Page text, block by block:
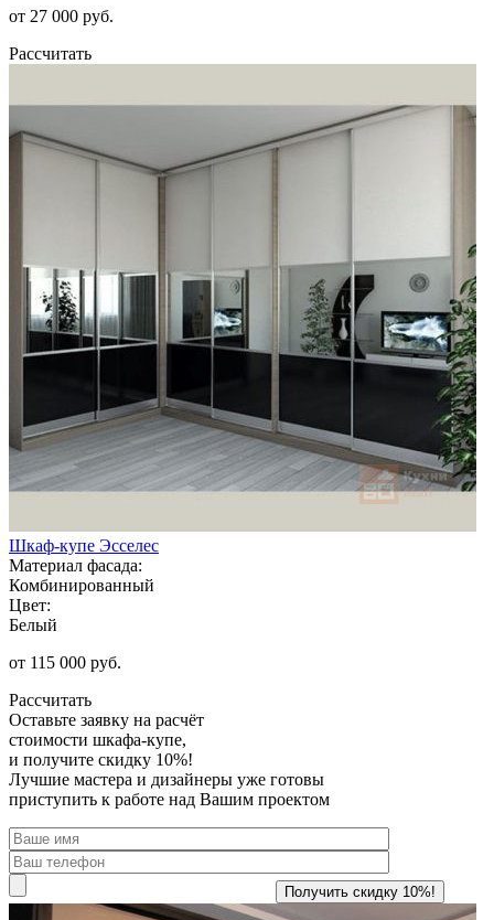
от 27 000 руб.
Рассчитать
Шкаф-купе Эсселес
Материал фасада:
Комбинированный
Цвет:
Белый
от 115 000 руб.
Рассчитать
Оставьте заявку на расчёт
стоимости шкафа-купе,
и получите скидку 10%!
Лучшие мастера и дизайнеры уже готовы
приступить к работе над Вашим проектом